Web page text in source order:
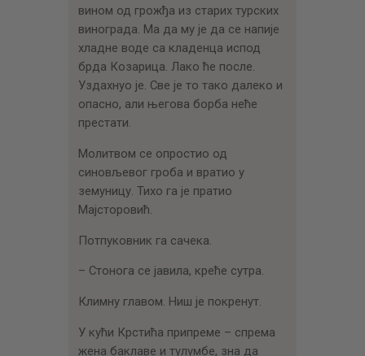
вином од грожђа из старих турских
винограда. Ма да му је да се напије
хладне воде са кладенца испод
брда Козарица. Лако ће после.
Уздахнуо је. Све је то тако далеко и
опасно, али његова борба неће
престати.
Молитвом се опростио од
синовљевог гроба и вратио у
земуницу. Тихо га је пратио
Мајсторовић.
Потпуковник га сачека.
– Стонога се јавила, креће сутра.
Климну главом. Ниш је покренут.
У кући Крстића припреме – спрема
жена баклаве и тулумбе, зна да